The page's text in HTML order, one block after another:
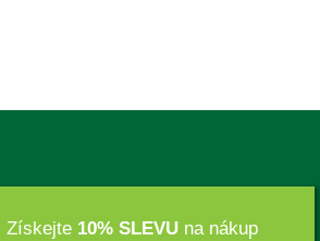
Získejte 10% SLEVUna nákup